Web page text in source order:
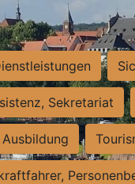
Sekretariat